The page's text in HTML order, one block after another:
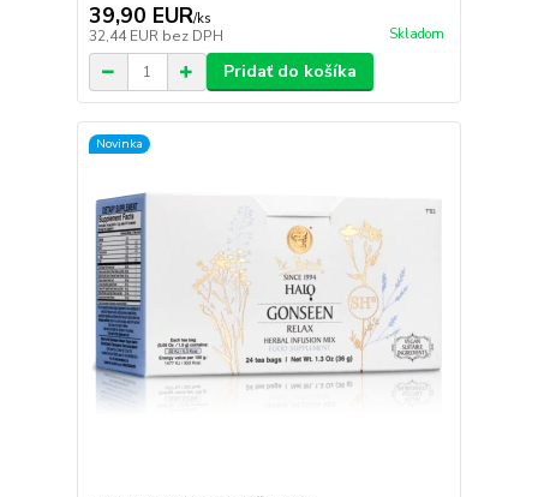
39,90 EUR/ks
32,44 EUR bez DPH Skladom
Pridať do košíka
Novinka